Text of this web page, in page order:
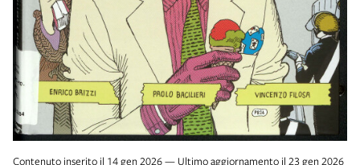
Contenuto inserito il 14 gen 2026 — Ultimo aggiornamento il 23 gen 2026